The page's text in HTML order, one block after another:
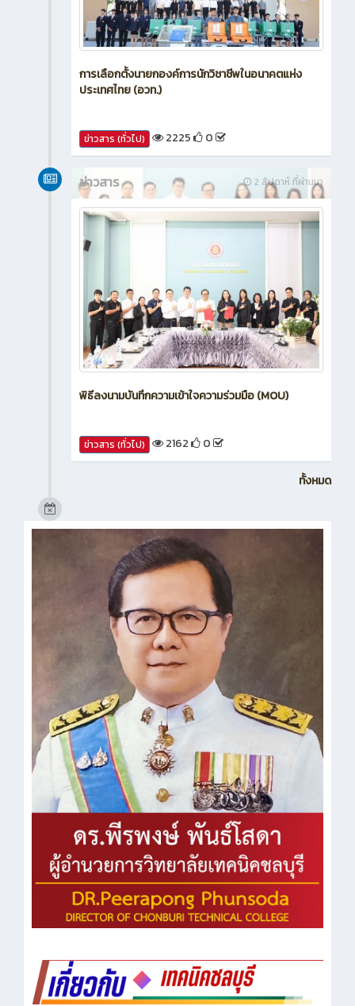
การเลือกตั้งนายกองค์การนักวิชาชีพในอนาคตแห่ง
ประเทศไทย (อวท.)
ข่าวสาร (ทั่วไป) 2225 0
2 สัปดาห์ ที่ผ่านมา
ข่าวสาร
พิธีลงนามบันทึกความเข้าใจความร่วมมือ (MOU)
ข่าวสาร (ทั่วไป) 2162 0
ทั้งหมด